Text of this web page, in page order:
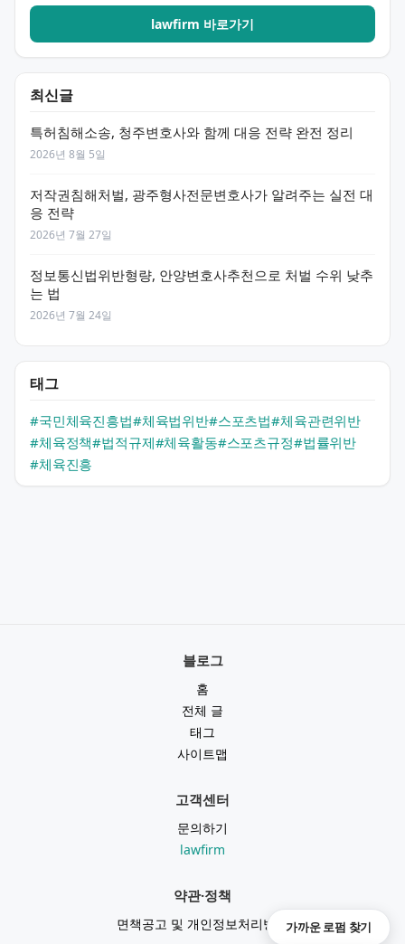
lawfirm 바로가기
최신글
특허침해소송, 청주변호사와 함께 대응 전략 완전 정리
2026년 8월 5일
저작권침해처벌, 광주형사전문변호사가 알려주는 실전 대
응 전략
2026년 7월 27일
정보통신법위반형량, 안양변호사추천으로 처벌 수위 낮추
는 법
2026년 7월 24일
태그
#국민체육진흥법#체육법위반#스포츠법#체육관련위반
#체육정책#법적규제#체육활동#스포츠규정#법률위반
#체육진흥
블로그
홈
전체 글
태그
사이트맵
고객센터
문의하기
lawfirm
약관·정책
면책공고 및 개인정보처리방침가까운 로펌 찾기